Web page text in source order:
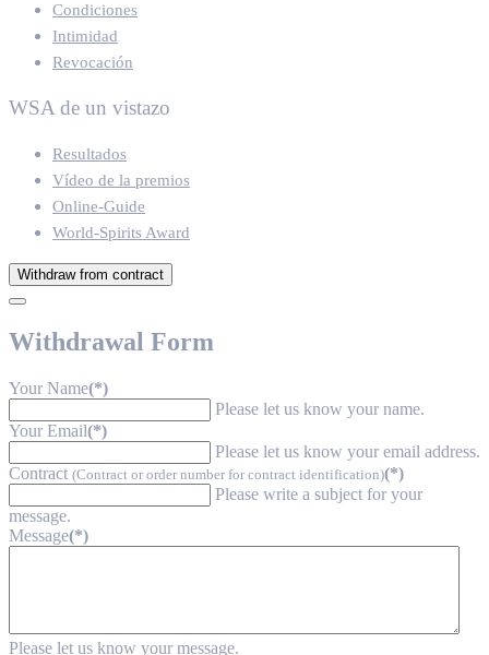
Condiciones
Intimidad
Revocación
WSA de un vistazo
Resultados
Vídeo de la premios
Online-Guide
World-Spirits Award
Withdraw from contract
Withdrawal Form
Your Name(*)
Please let us know your name.
Your Email(*)
Please let us know your email address.
Contract (Contract or order number for contract identification)(*)
Please write a subject for your
message.
Message(*)
Please let us know your message.